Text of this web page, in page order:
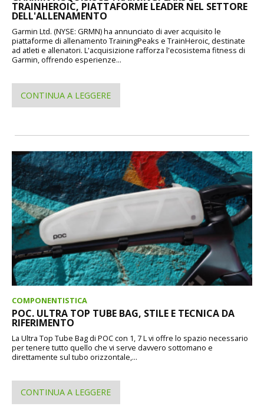
TRAINHEROIC, PIATTAFORME LEADER NEL SETTORE
DELL'ALLENAMENTO
Garmin Ltd. (NYSE: GRMN) ha annunciato di aver acquisito le
piattaforme di allenamento TrainingPeaks e TrainHeroic, destinate
ad atleti e allenatori. L'acquisizione rafforza l'ecosistema fitness di
Garmin, offrendo esperienze...
CONTINUA A LEGGERE
COMPONENTISTICA
POC. ULTRA TOP TUBE BAG, STILE E TECNICA DA
RIFERIMENTO
La Ultra Top Tube Bag di POC con 1, 7 L vi offre lo spazio necessario
per tenere tutto quello che vi serve davvero sottomano e
direttamente sul tubo orizzontale,...
CONTINUA A LEGGERE